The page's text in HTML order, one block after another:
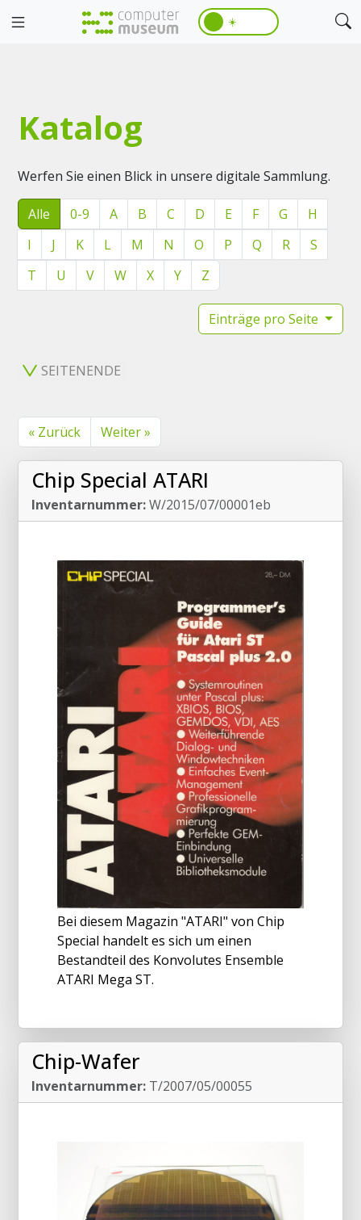
☀️
Katalog
Werfen Sie einen Blick in unsere digitale Sammlung.
Alle 0-9 A B C D E F G
H
I
J K L M N O P Q R
S
T
U V W X Y Z
Einträge pro Seite
SEITENENDE
« Zurück Weiter »
Chip Special ATARI
Inventarnummer:W/2015/07/00001eb
Bei diesem Magazin "ATARI" von Chip
Special handelt es sich um einen
Bestandteil des Konvolutes Ensemble
ATARI Mega ST.
Chip-Wafer
Inventarnummer: T/2007/05/00055